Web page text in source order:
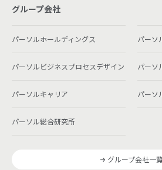
グループ会社
パーソルホールディングス パーソ
パーソルビジネスプロセスデザイン パーソ
パーソルキャリア パーソ
パーソル総合研究所
グループ会社一